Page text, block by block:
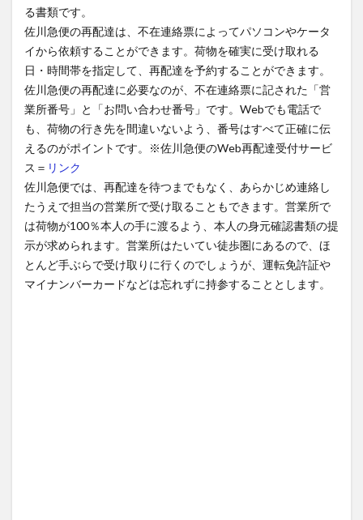
る書類です。
佐川急便の再配達は、不在連絡票によってパソコンやケータ
イから依頼することができます。荷物を確実に受け取れる
日・時間帯を指定して、再配達を予約することができます。
佐川急便の再配達に必要なのが、不在連絡票に記された「営
業所番号」と「お問い合わせ番号」です。Webでも電話で
も、荷物の行き先を間違いないよう、番号はすべて正確に伝
えるのがポイントです。※佐川急便のWeb再配達受付サービ
ス＝ リンク
佐川急便では、再配達を待つまでもなく、あらかじめ連絡し
たうえで担当の営業所で受け取ることもできます。営業所で
は荷物が100％本人の手に渡るよう、本人の身元確認書類の提
示が求められます。営業所はたいてい徒歩圏にあるので、ほ
とんど手ぶらで受け取りに行くのでしょうが、運転免許証や
マイナンバーカードなどは忘れずに持参することとします。